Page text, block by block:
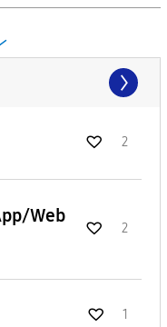
2
Web
2
1